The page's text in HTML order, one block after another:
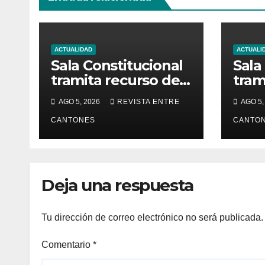
ACTUALIDAD
Sala Constitucional
tramita recurso de
amparo por
presunta falta de
respuesta en
relación con los
examen de
incorporación al
Colegio de
AGO 5, 2026 REVISTA ENTRE
CANTONES
AGO
Deja una respuesta
Tu dirección de correo electrónico no será publicada.
Comentario *